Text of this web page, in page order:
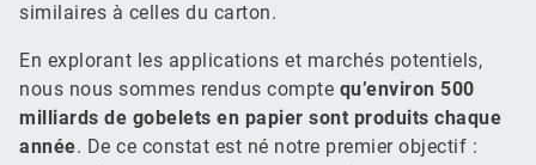
similaires à celles du carton.
En explorant les applications et marchés potentiels,
nous nous sommes rendus compte qu’environ 500
milliards de gobelets en papier sont produits chaque
année. De ce constat est né notre premier objectif :